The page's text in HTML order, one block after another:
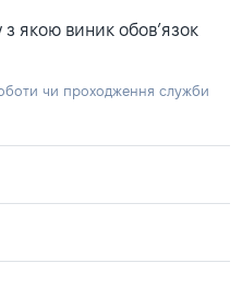
якою виник обов’язок
чи проходження служби